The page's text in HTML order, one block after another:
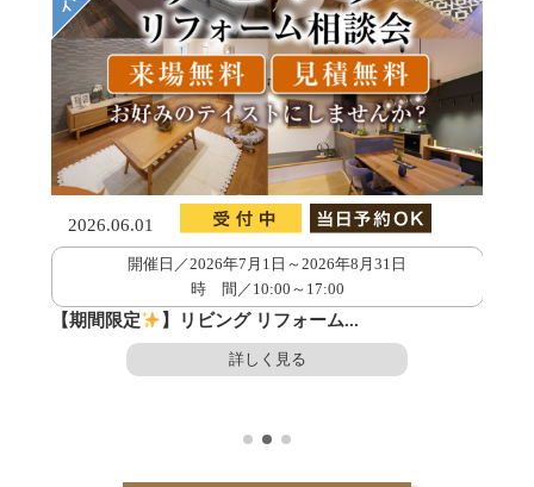
2026.06.01
開催日／2026年7月1日～2026年8月31日
時 間／10:00～17:00
【期間限定 】リビング リフォーム...
詳しく見る